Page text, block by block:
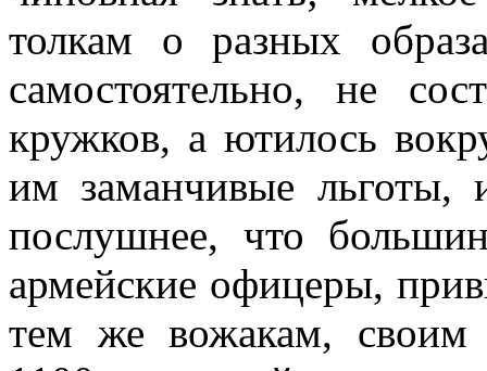
толкам о разных
самостоятельно, не
кружков, а ютилось
им заманчивые льготы,
послушнее, что
армейские офицеры,
тем же вожакам, своим